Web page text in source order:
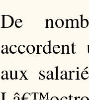
De
aux